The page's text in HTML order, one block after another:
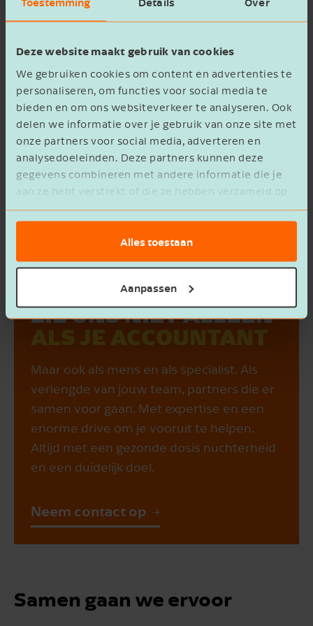
Deze website maakt gebruik van cookies
We gebruiken cookies om content en advertenties te
personaliseren, om functies voor social media te
bieden en om ons websiteverkeer te analyseren. Ook
delen we informatie over je gebruik van onze site met
onze partners voor social media, adverteren en
analysedoeleinden. Deze partners kunnen deze
gegevens combineren met andere informatie die je
aan ze hebt verstrekt of die ze hebben verzameld op
basis van het gebruik van hun services.
Alles toestaan
Aanpassen
Lees meer
ZIE ONS NIET ALLEEN
ALS JE ACCOUNTANT
Maar ook als mens en als specialist. Als
verlengde van jouw team, partners die er
samen voor gaan. Met expertise en een
enorme drive om je vooruit te helpen.
Altijd met een gezonde dosis nuchterheid
en een duidelijk doel.
Neem contact op
Samen gaan we ervoor